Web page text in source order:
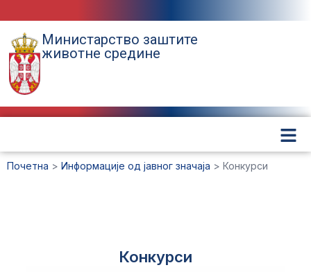
Министарство заштите
животне средине
Почетна > Информације од јавног значаја > Конкурси
Конкурси